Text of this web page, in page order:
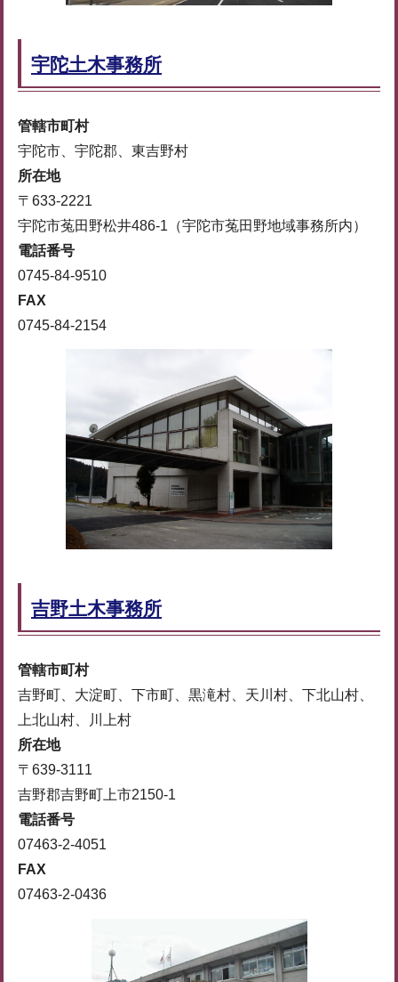
宇陀土木事務所
管轄市町村
宇陀市、宇陀郡、東吉野村
所在地
〒633-2221
宇陀市菟田野松井486-1（宇陀市菟田野地域事務所内）
電話番号
0745-84-9510
FAX
0745-84-2154
吉野土木事務所
管轄市町村
吉野町、大淀町、下市町、黒滝村、天川村、下北山村、
上北山村、川上村
所在地
〒639-3111
吉野郡吉野町上市2150-1
電話番号
07463-2-4051
FAX
07463-2-0436